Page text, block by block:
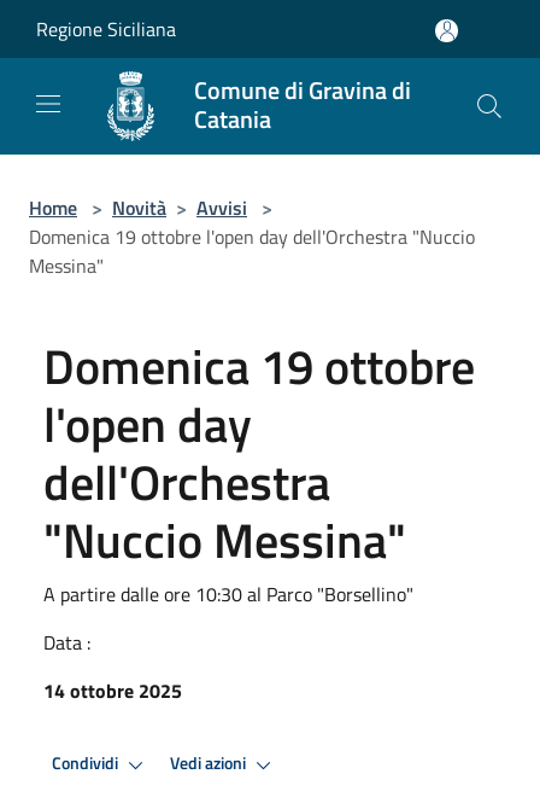
Regione Siciliana
Comune di Gravina di
Catania
Home > Novità > Avvisi >
Domenica 19 ottobre l'open day dell'Orchestra "Nuccio
Messina"
Domenica 19 ottobre
l'open day
dell'Orchestra
"Nuccio Messina"
A partire dalle ore 10:30 al Parco "Borsellino"
Data :
14 ottobre 2025
Condividi Vedi azioni